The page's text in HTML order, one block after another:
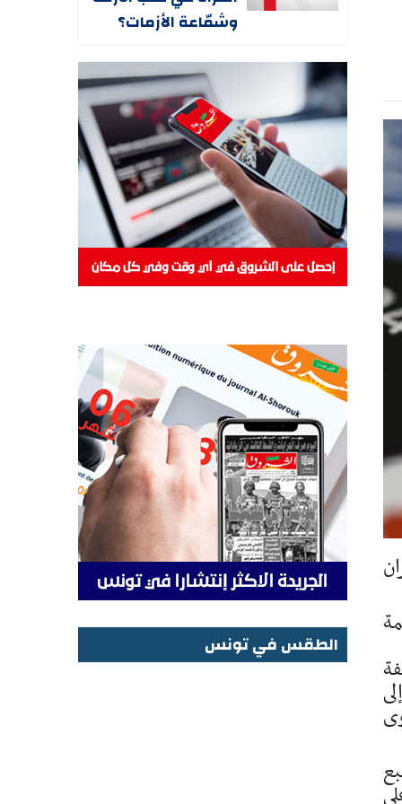
وشمّاعة الأزمات؟
الطقس في تونس